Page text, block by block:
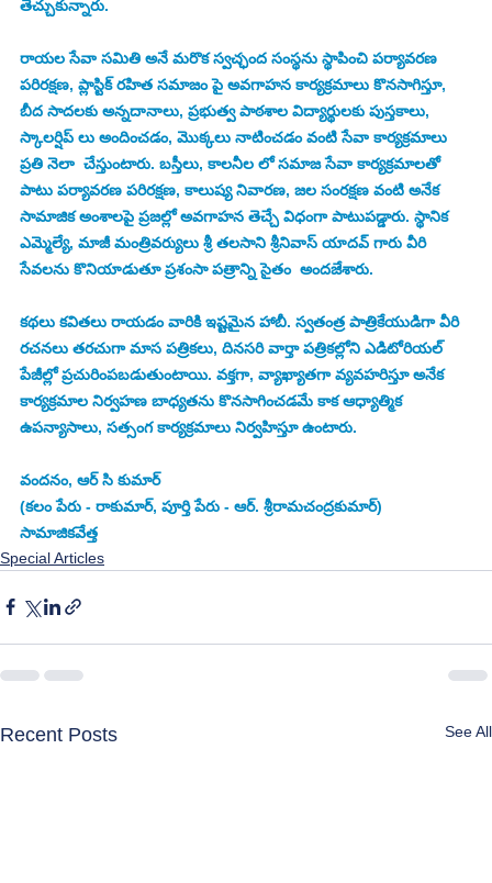
తెచ్చుకున్నారు.
రాయల సేవా సమితి అనే మరొక స్వచ్ఛంద సంస్థను స్థాపించి పర్యావరణ
పరిరక్షణ, ప్లాస్టిక్ రహిత సమాజం పై అవగాహన కార్యక్రమాలు కొనసాగిస్తూ,
బీద సాదలకు అన్నదానాలు, ప్రభుత్వ పాఠశాల విద్యార్థులకు పుస్తకాలు,
స్కాలర్షిప్ లు అందించడం, మొక్కలు నాటించడం వంటి సేవా కార్యక్రమాలు
ప్రతి నెలా  చేస్తుంటారు. బస్తీలు, కాలనీల లో సమాజ సేవా కార్యక్రమాలతో
పాటు పర్యావరణ పరిరక్షణ, కాలుష్య నివారణ, జల సంరక్షణ వంటి అనేక
సామాజిక అంశాలపై ప్రజల్లో అవగాహన తెచ్చే విధంగా పాటుపడ్డారు. స్థానిక
ఎమ్మెల్యే, మాజీ మంత్రివర్యులు శ్రీ తలసాని శ్రీనివాస్ యాదవ్ గారు వీరి
సేవలను కొనియాడుతూ ప్రశంసా పత్రాన్ని సైతం  అందజేశారు.
కథలు కవితలు రాయడం వారికి ఇష్టమైన హాబీ. స్వతంత్ర పాత్రికేయుడిగా వీరి
రచనలు తరచుగా మాస పత్రికలు, దినసరి వార్తా పత్రికల్లోని ఎడిటోరియల్
పేజీల్లో ప్రచురింపబడుతుంటాయి. వక్తగా, వ్యాఖ్యాతగా వ్యవహరిస్తూ అనేక
కార్యక్రమాల నిర్వహణ బాధ్యతను కొనసాగించడమే కాక ఆధ్యాత్మిక
ఉపన్యాసాలు, సత్సంగ కార్యక్రమాలు నిర్వహిస్తూ ఉంటారు.
వందనం, ఆర్ సి కుమార్
(కలం పేరు - రాకుమార్, పూర్తి పేరు - ఆర్. శ్రీరామచంద్రకుమార్)
సామాజికవేత్త
Special Articles
Recent Posts See All